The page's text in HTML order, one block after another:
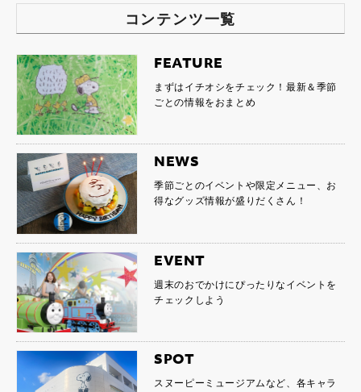
コンテンツ一覧
FEATURE
まずはイチオシをチェック！最新＆季節
ごとの情報をおまとめ
NEWS
季節ごとのイベントや限定メニュー、お
得なグッズ情報が盛りだくさん！
EVENT
週末のおでかけにぴったりなイベントを
チェックしよう
SPOT
スヌーピーミュージアムなど、各キャラ